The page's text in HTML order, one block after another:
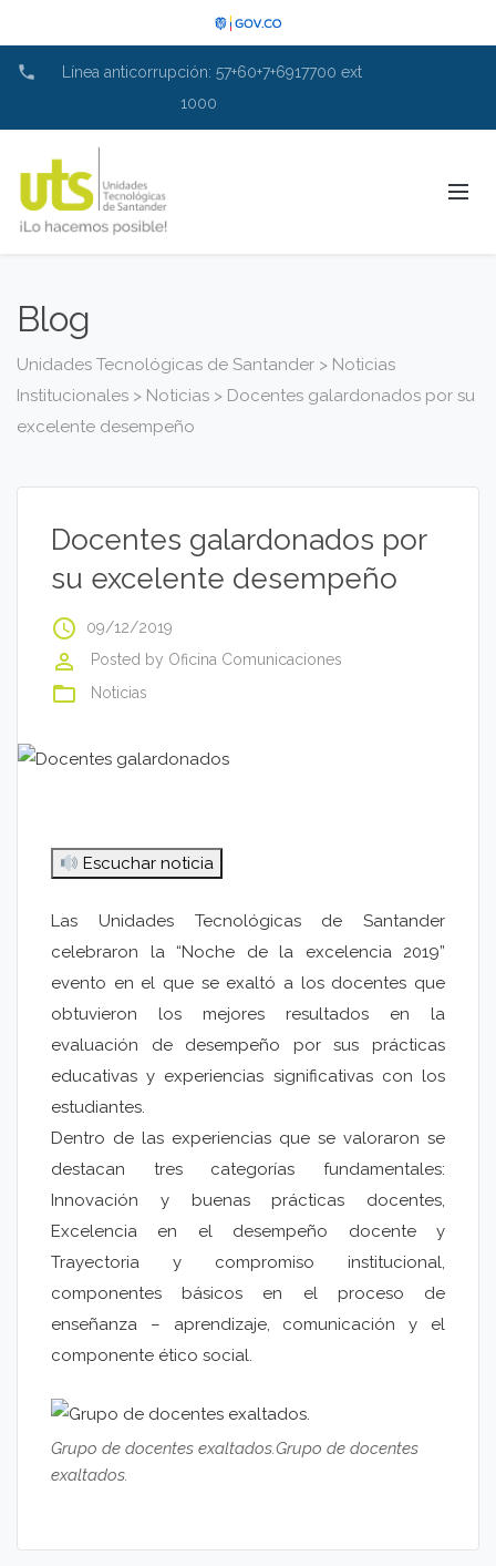
phone
Línea anticorrupción: 57+60+7+6917700 ext
1000
Blog
Unidades Tecnológicas de Santander > Noticias
Institucionales > Noticias > Docentes galardonados por su
excelente desempeño
Docentes galardonados por
su excelente desempeño
access_time 09/12/2019
perm_identity Posted by Oficina Comunicaciones
folder_open Noticias
Escuchar noticia
Las Unidades Tecnológicas de Santander
celebraron la “Noche de la excelencia 2019”
evento en el que se exaltó a los docentes que
obtuvieron los mejores resultados en la
evaluación de desempeño por sus prácticas
educativas y experiencias significativas con los
estudiantes.
Dentro de las experiencias que se valoraron se
destacan tres categorías fundamentales:
Innovación y buenas prácticas docentes,
Excelencia en el desempeño docente y
Trayectoria y compromiso institucional,
componentes básicos en el proceso de
enseñanza – aprendizaje, comunicación y el
componente ético social.
Grupo de docentes exaltados.Grupo de docentes
exaltados.